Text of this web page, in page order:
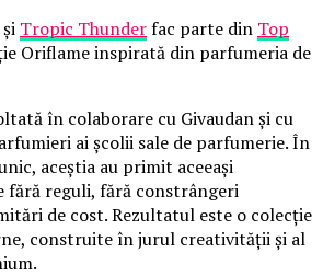
Tropic Thunderfac parte din Top
Oriflame inspirată din parfumeria de
în colaborare cu Givaudan și cu
ai școlii sale de parfumerie. În
aceștia au primit aceeași
fără reguli, fără constrângeri
de cost. Rezultatul este o colecție
construite în jurul creativității și al